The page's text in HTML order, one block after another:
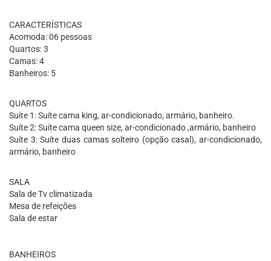
CARACTERÍSTICAS
Acomoda: 06 pessoas
Quartos: 3
Camas: 4
Banheiros: 5
QUARTOS
Suíte 1: Suíte cama king, ar-condicionado, armário, banheiro.
Suíte 2: Suíte cama queen size, ar-condicionado ,armário, banheiro
Suíte 3: Suíte duas camas solteiro (opção casal), ar-condicionado,
armário, banheiro
SALA
Sala de Tv climatizada
Mesa de refeições
Sala de estar
BANHEIROS